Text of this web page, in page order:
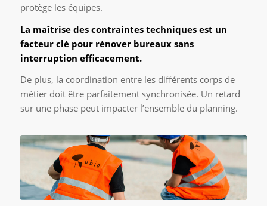
protège les équipes.
La maîtrise des contraintes techniques est un
facteur clé pour rénover bureaux sans
interruption efficacement.
De plus, la coordination entre les différents corps de
métier doit être parfaitement synchronisée. Un retard
sur une phase peut impacter l’ensemble du planning.